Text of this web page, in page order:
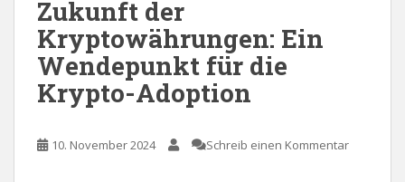
Zukunft der
Kryptowährungen: Ein
Wendepunkt für die
Krypto-Adoption
10. November 2024 Schreib einen Kommentar